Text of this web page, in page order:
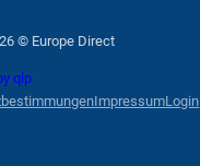
© Europe Direct
qlp
ImpressumLogin